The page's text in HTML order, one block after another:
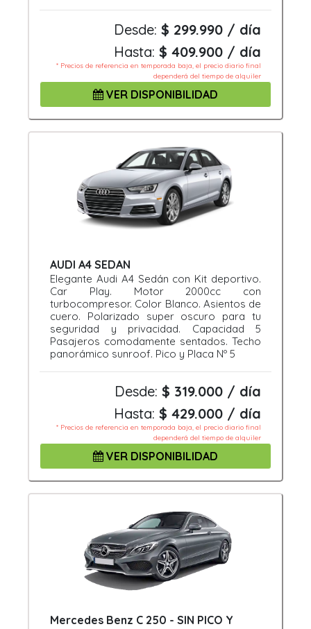
Desde: $ 299.990 / día
Hasta: $ 409.900 / día
* Precios de referencia en temporada baja, el precio diario final
dependerá del tiempo de alquiler
VER DISPONIBILIDAD
AUDI A4 SEDAN
Elegante Audi A4 Sedán con Kit deportivo.
Car Play. Motor 2000cc con
turbocompresor. Color Blanco. Asientos de
cuero. Polarizado super oscuro para tu
seguridad y privacidad. Capacidad 5
Pasajeros comodamente sentados. Techo
panorámico sunroof. Pico y Placa Nº 5
Desde: $ 319.000 / día
Hasta: $ 429.000 / día
* Precios de referencia en temporada baja, el precio diario final
dependerá del tiempo de alquiler
VER DISPONIBILIDAD
Mercedes Benz C 250 - SIN PICO Y